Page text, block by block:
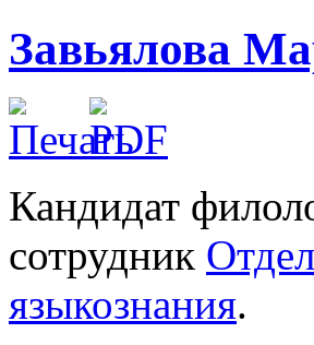
Завьялова
Кандидат
сотрудник
языкознания.